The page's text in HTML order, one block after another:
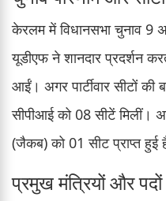
केरलम में विधानसभा चुनाव 9
यूडीएफ ने शानदार प्रदर्शन
आईं। अगर पार्टीवार सीटों
सीपीआई को 08 सीटें
(जैकब) को 01 सीट प्राप्त हुई
प्रमुख मंत्रियों और